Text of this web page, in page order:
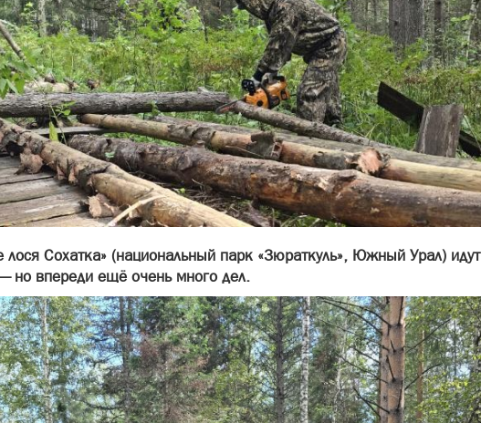
Сохатка» (национальный парк «Зюраткуль», Южный Урал) идут
но впереди ещё очень много дел.